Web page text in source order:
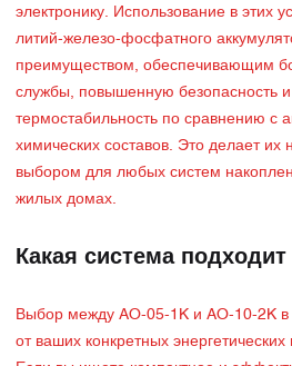
электронику. Использование в этих
литий-железо-фосфатного
преимуществом, обеспечивающим
службы, повышенную безопасность
термостабильность по сравнению с
химических составов. Это делает
выбором для любых систем
жилых домах.
Какая система
Выбор между AO-05-1K и AO-10-2K в
от ваших конкретных